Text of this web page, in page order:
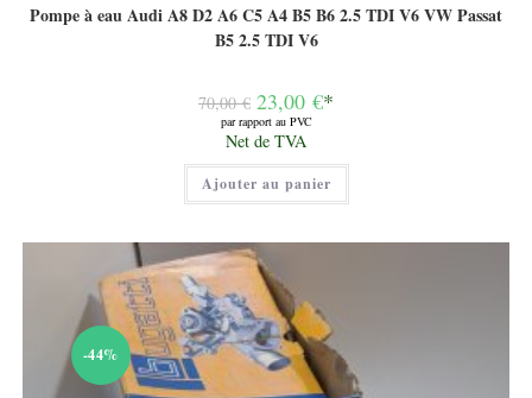
Pompe à eau Audi A8 D2 A6 C5 A4 B5 B6 2.5 TDI V6 VW Passat
B5 2.5 TDI V6
70,00€ Le
prix
initial
était :
70,00 €.
23,00 €*
par rapport au PVC
Le
prix
actuel
est :
23,00 €.
Net de TVA
Ajouter au panier
-44%